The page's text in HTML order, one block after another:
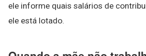
ele informe quais salários de
ele está lotado.